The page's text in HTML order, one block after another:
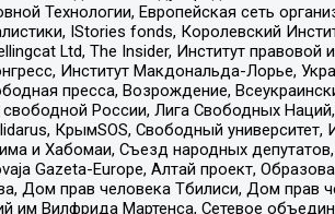
Технологии, Европейская сеть
IStories fonds, Королевский
Ltd, The Insider, Институт
Институт Макдональда-Лорье,
пресса, Возрождение,
России, Лига Свободных
КрымSOS, Свободный университет,
и Хабомаи, Съезд народных
Gazeta-Europe, Алтай проект,
Дом прав человека Тбилиси, Дом прав
им Вилфрида Мартенса, Сетевое